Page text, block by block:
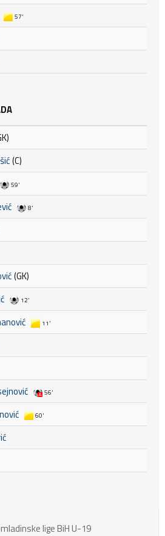
57'
(C)
59'
8'
(GK)
12'
11'
56'
60'
lige BiH U-19